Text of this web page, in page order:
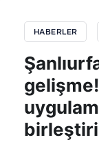
HABERLER